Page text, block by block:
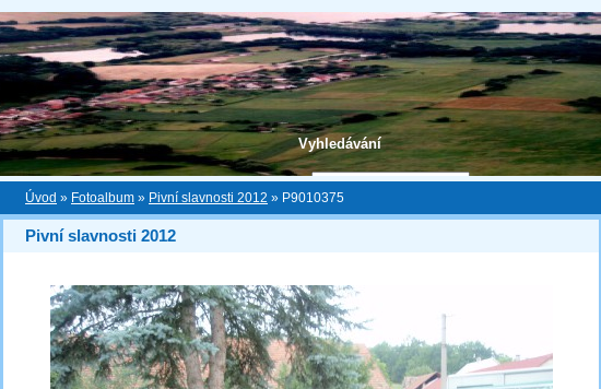
Vyhledávání
Úvod » Fotoalbum » Pivní slavnosti 2012 » P9010375
Pivní slavnosti 2012